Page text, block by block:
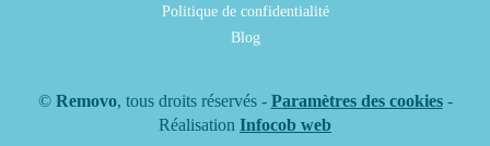
Politique de confidentialité
Blog
© Removo, tous droits réservés - Paramètres des cookies-
Réalisation Infocob web